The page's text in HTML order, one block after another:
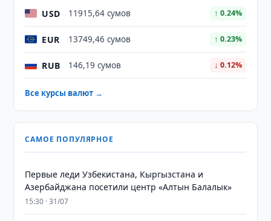
USD 11915,64 сумов ↑ 0.24%
EUR 13749,46 сумов ↑ 0.23%
RUB 146,19 сумов ↓ 0.12%
Все курсы валют →
САМОЕ ПОПУЛЯРНОЕ
Первые леди Узбекистана, Кыргызстана и
Азербайджана посетили центр «Алтын Балалык»
15:30 · 31/07